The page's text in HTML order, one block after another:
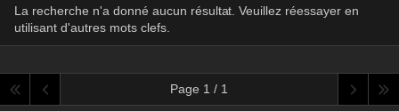
La recherche n'a donné aucun résultat. Veuillez réessayer en
utilisant d'autres mots clefs.
Page 1 / 1